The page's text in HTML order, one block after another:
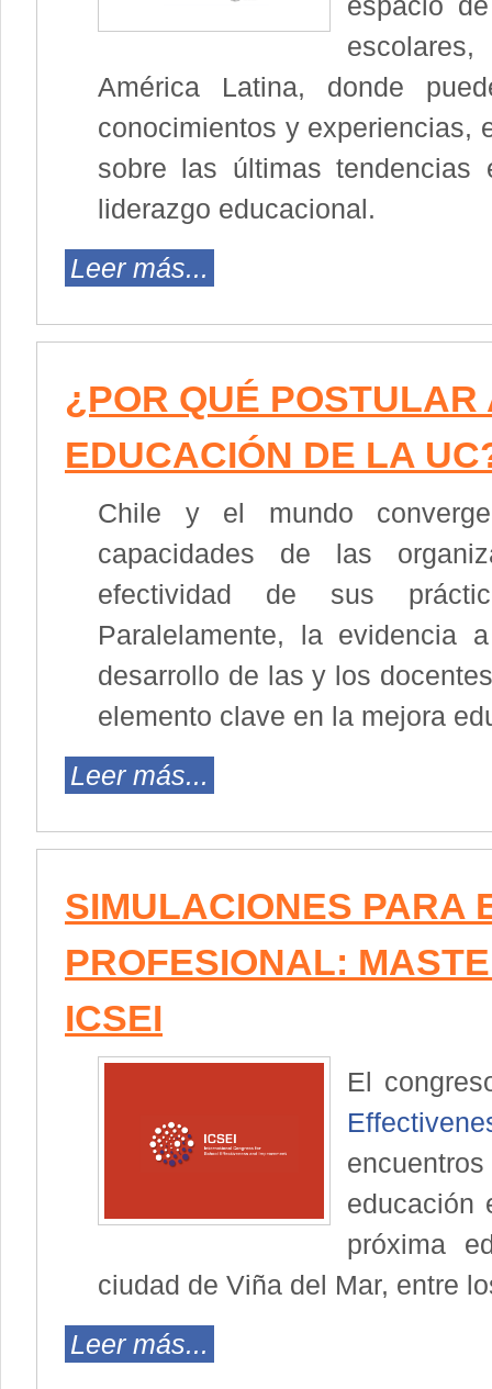
América Latina, donde
conocimientos y experiencias,
sobre las últimas
liderazgo educacional.
Leer más...
¿POR QUÉ
EDUCACIÓN DE LA
Chile y el mundo
capacidades de las
efectividad de sus
Paralelamente, la evidencia
desarrollo de las y los
elemento clave en la mejora
Leer más...
SIMULACIONES PARA
PROFESIONAL:
ICSEI
El
educación
próxima
ciudad de Viña del Mar, entre
Leer más...